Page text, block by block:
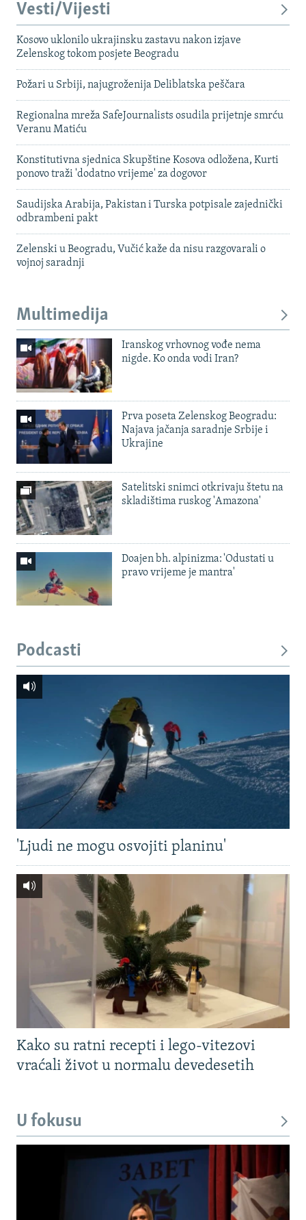
Vesti/Vijesti
Kosovo uklonilo ukrajinsku zastavu nakon izjave
Zelenskog tokom posjete Beogradu
Požari u Srbiji, najugroženija Deliblatska peščara
Regionalna mreža SafeJournalists osudila prijetnje smrću
Veranu Matiću
Konstitutivna sjednica Skupštine Kosova odložena, Kurti
ponovo traži 'dodatno vrijeme' za dogovor
Saudijska Arabija, Pakistan i Turska potpisale zajednički
odbrambeni pakt
Zelenski u Beogradu, Vučić kaže da nisu razgovarali o
vojnoj saradnji
Multimedija
Iranskog vrhovnog vođe nema
nigde. Ko onda vodi Iran?
Prva poseta Zelenskog Beogradu:
Najava jačanja saradnje Srbije i
Ukrajine
Satelitski snimci otkrivaju štetu na
skladištima ruskog 'Amazona'
Doajen bh. alpinizma: 'Odustati u
pravo vrijeme je mantra'
Podcasti
'Ljudi ne mogu osvojiti planinu'
Kako su ratni recepti i lego-vitezovi
vraćali život u normalu devedesetih
U fokusu